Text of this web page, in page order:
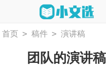
首页 > 稿件 > 演讲稿
团队的演讲稿